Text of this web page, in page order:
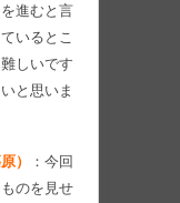
進むと言
いるとこ
しいです
と思いま
）
：今回
のを見せ